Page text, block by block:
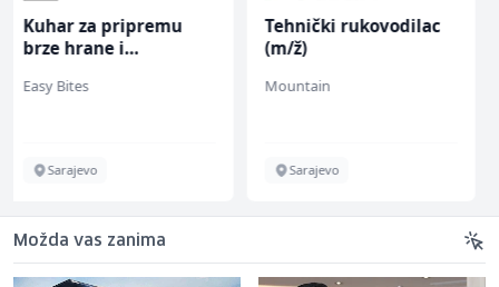
Tehnički rukovodilac
(m/ž)
Mountain
Sarajevo
Dispatcher (m/ž)
BCO
Sarajevo
Možda vas zanima